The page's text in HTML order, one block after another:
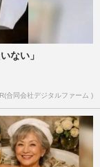
ない」
合同会社デジタルファーム )